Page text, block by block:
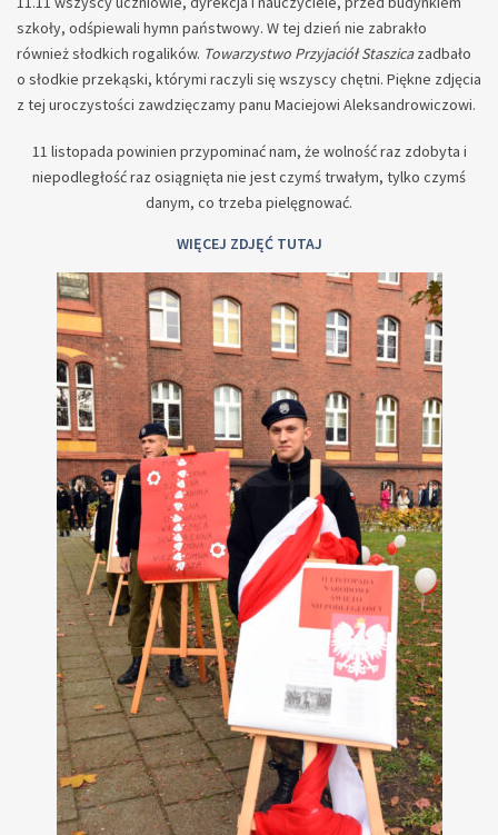
szkoły, odśpiewali hymn państwowy. W tej dzień nie zabrakło
również słodkich rogalików. Towarzystwo Przyjaciół Staszicazadbało
o słodkie przekąski, którymi raczyli się wszyscy chętni. Piękne zdjęcia
z tej uroczystości zawdzięczamy panu Maciejowi Aleksandrowiczowi.
11 listopada powinien przypominać nam, że wolność raz zdobyta i
niepodległość raz osiągnięta nie jest czymś trwałym, tylko czymś
danym, co trzeba pielęgnować.
WIĘCEJ ZDJĘĆ TUTAJ